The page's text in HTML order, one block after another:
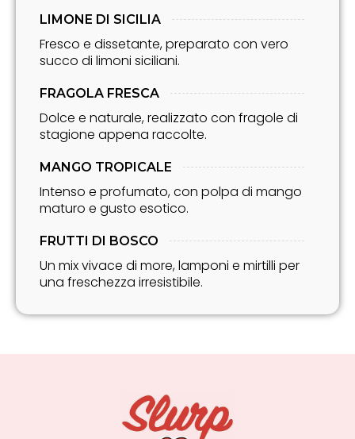
LIMONE DI SICILIA
Fresco e dissetante, preparato con vero
succo di limoni siciliani.
FRAGOLA FRESCA
Dolce e naturale, realizzato con fragole di
stagione appena raccolte.
MANGO TROPICALE
Intenso e profumato, con polpa di mango
maturo e gusto esotico.
FRUTTI DI BOSCO
Un mix vivace di more, lamponi e mirtilli per
una freschezza irresistibile.